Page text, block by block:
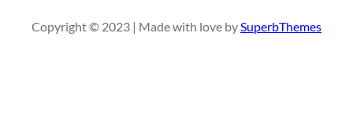
c
Copyright © 2023 | Made with love bySuperbThemes